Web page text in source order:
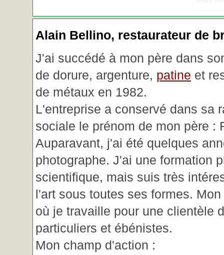
Alain Bellino, restaurateur de
J'ai succédé à mon père dans
de dorure, argenture, patine et
de métaux en 1982.
L'entreprise a conservé dans sa
sociale le prénom de mon père :
Auparavant, j'ai été quelques
photographe. J'ai une formation
scientifique, mais suis très
l'art sous toutes ses formes.
où je travaille pour une clientèle
particuliers et ébénistes.
Mon champ d'action :